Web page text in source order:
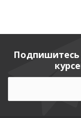
Подпишитесь